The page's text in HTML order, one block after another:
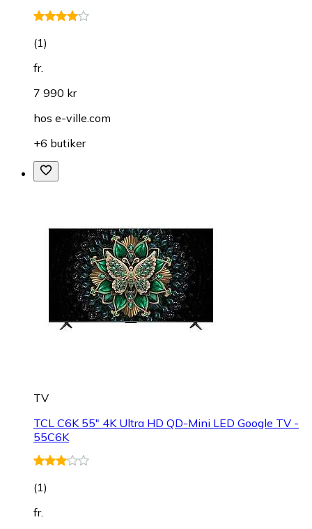
(1)
fr.
7 990 kr
hos e-ville.com
+6 butiker
TV
TCL C6K 55" 4K Ultra HD QD-Mini LED Google TV -
55C6K
(1)
fr.